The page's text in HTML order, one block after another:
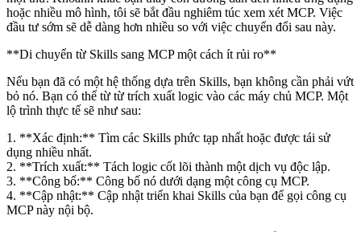
hoặc nhiều mô hình, tôi sẽ bắt đầu nghiêm túc xem xét MCP. Việc
đầu tư sớm sẽ dễ dàng hơn nhiều so với việc chuyển đổi sau này.
**Di chuyển từ Skills sang MCP một cách ít rủi ro**
Nếu bạn đã có một hệ thống dựa trên Skills, bạn không cần phải vứt
bỏ nó. Bạn có thể từ từ trích xuất logic vào các máy chủ MCP. Một
lộ trình thực tế sẽ như sau:
1. **Xác định:** Tìm các Skills phức tạp nhất hoặc được tái sử
dụng nhiều nhất.
2. **Trích xuất:** Tách logic cốt lõi thành một dịch vụ độc lập.
3. **Công bố:** Công bố nó dưới dạng một công cụ MCP.
4. **Cập nhật:** Cập nhật triển khai Skills của bạn để gọi công cụ
MCP này nội bộ.